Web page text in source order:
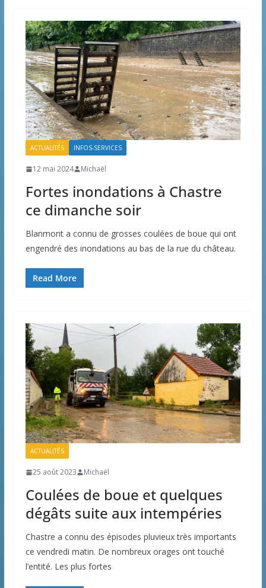
ACTUALITÉS INFOS-SERVICES
12 mai 2024 Michaël
Fortes inondations à Chastre
ce dimanche soir
Blanmont a connu de grosses coulées de boue qui ont
engendré des inondations au bas de la rue du château.
Read More
ACTUALITÉS
25 août 2023 Michaël
Coulées de boue et quelques
dégâts suite aux intempéries
Chastre a connu des épisodes pluvieux très importants
ce vendredi matin. De nombreux orages ont touché
l’entité. Les plus fortes